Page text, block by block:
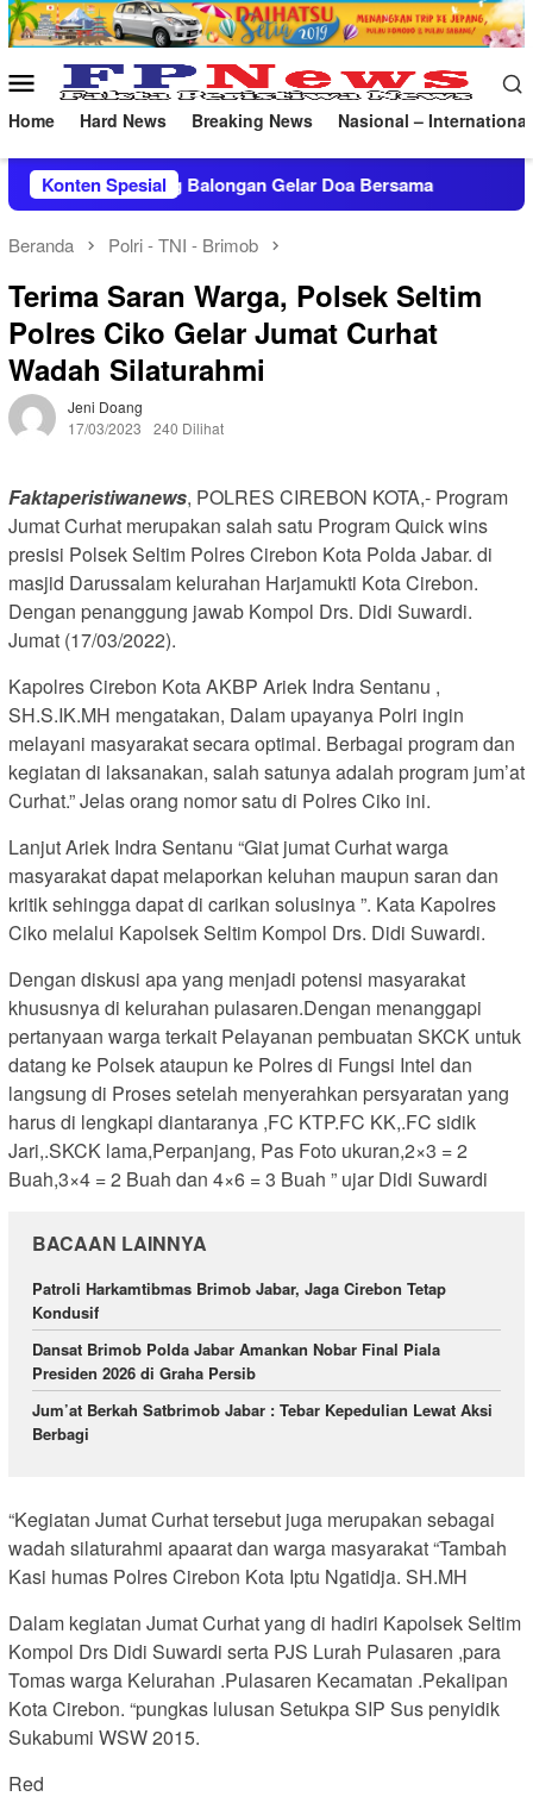
Loncat
ke
Menu
Mobile
Home Hard News Breaking News Nasional – International
Konten Spesial
Balongan Gelar Doa Bersama Tingkatkan
Beranda Polri - TNI - Brimob
Terima Saran Warga, Polsek Seltim
Polres Ciko Gelar Jumat Curhat
Wadah Silaturahmi
Jeni Doang
17/03/2023
240 Dilihat
Faktaperistiwanews, POLRES CIREBON KOTA,- Program
Jumat Curhat merupakan salah satu Program Quick wins
presisi Polsek Seltim Polres Cirebon Kota Polda Jabar. di
masjid Darussalam kelurahan Harjamukti Kota Cirebon.
Dengan penanggung jawab Kompol Drs. Didi Suwardi.
Jumat (17/03/2022).
Kapolres Cirebon Kota AKBP Ariek Indra Sentanu ,
SH.S.IK.MH mengatakan, Dalam upayanya Polri ingin
melayani masyarakat secara optimal. Berbagai program dan
kegiatan di laksanakan, salah satunya adalah program jum’at
Curhat.” Jelas orang nomor satu di Polres Ciko ini.
Lanjut Ariek Indra Sentanu “Giat jumat Curhat warga
masyarakat dapat melaporkan keluhan maupun saran dan
kritik sehingga dapat di carikan solusinya ”. Kata Kapolres
Ciko melalui Kapolsek Seltim Kompol Drs. Didi Suwardi.
Dengan diskusi apa yang menjadi potensi masyarakat
khususnya di kelurahan pulasaren.Dengan menanggapi
pertanyaan warga terkait Pelayanan pembuatan SKCK untuk
datang ke Polsek ataupun ke Polres di Fungsi Intel dan
langsung di Proses setelah menyerahkan persyaratan yang
harus di lengkapi diantaranya ,FC KTP.FC KK,.FC sidik
Jari,.SKCK lama,Perpanjang, Pas Foto ukuran,2×3 = 2
Buah,3×4 = 2 Buah dan 4×6 = 3 Buah ” ujar Didi Suwardi
BACAAN LAINNYA
Patroli Harkamtibmas Brimob Jabar, Jaga Cirebon Tetap
Kondusif
Dansat Brimob Polda Jabar Amankan Nobar Final Piala
Presiden 2026 di Graha Persib
Jum’at Berkah Satbrimob Jabar : Tebar Kepedulian Lewat Aksi
Berbagi
“Kegiatan Jumat Curhat tersebut juga merupakan sebagai
wadah silaturahmi apaarat dan warga masyarakat “Tambah
Kasi humas Polres Cirebon Kota Iptu Ngatidja. SH.MH
Dalam kegiatan Jumat Curhat yang di hadiri Kapolsek Seltim
Kompol Drs Didi Suwardi serta PJS Lurah Pulasaren ,para
Tomas warga Kelurahan .Pulasaren Kecamatan .Pekalipan
Kota Cirebon. “pungkas lulusan Setukpa SIP Sus penyidik
Sukabumi WSW 2015.
Red